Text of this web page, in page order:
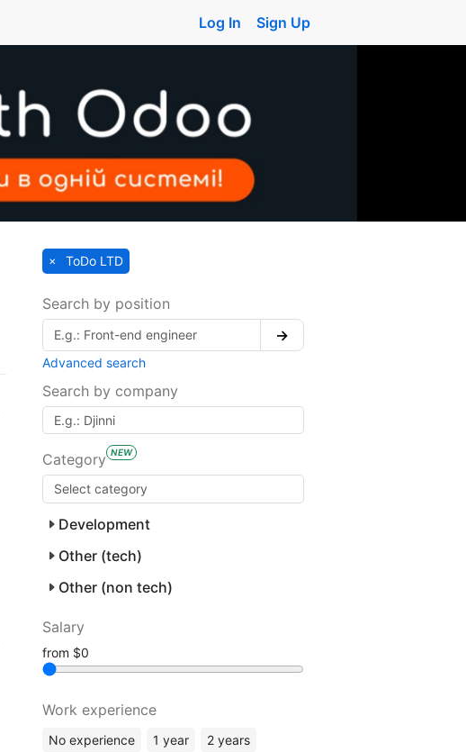
Log In Sign Up
ToDo LTD
Search by position
→
Advanced search
Search by company
Category NEW
Development
Other (tech)
Other (non tech)
Salary
from
Work experience
No experience 1 year
2 years